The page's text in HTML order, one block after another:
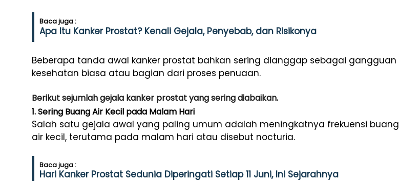
Baca juga :
Apa Itu Kanker Prostat? Kenali Gejala, Penyebab, dan Risikonya
Beberapa tanda awal kanker prostat bahkan sering dianggap sebagai gangguan
kesehatan biasa atau bagian dari proses penuaan.
Berikut sejumlah gejala kanker prostat yang sering diabaikan.
1. Sering Buang Air Kecil pada Malam Hari
Salah satu gejala awal yang paling umum adalah meningkatnya frekuensi buang
air kecil, terutama pada malam hari atau disebut nocturia.
Baca juga :
Hari Kanker Prostat Sedunia Diperingati Setiap 11 Juni, Ini Sejarahnya